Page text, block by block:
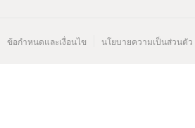
ข้อกำหนดและเงื่อนไข นโยบายความเป็นส่วนตัว